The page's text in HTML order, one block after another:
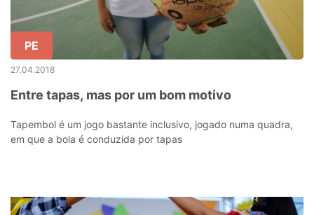
PE
27.04.2018
Entre tapas, mas por um bom motivo
Tapembol é um jogo bastante inclusivo, jogado numa quadra,
em que a bola é conduzida por tapas